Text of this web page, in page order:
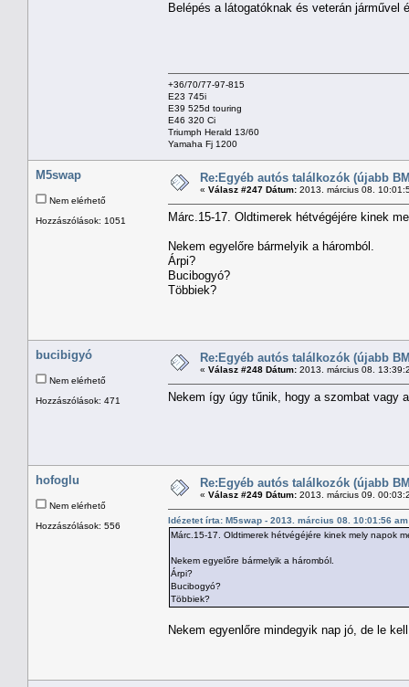
Belépés a látogatóknak és veterán járművel
+36/70/77-97-815
E23 745i
E39 525d touring
E46 320 Ci
Triumph Herald 13/60
Yamaha Fj 1200
M5swap
Nem elérhető
Hozzászólások: 1051
Re:Egyéb autós találkozók (újabb
« Válasz #247 Dátum: 2013. március 08.
Márc.15-17. Oldtimerek hétvégéjére kinek
Nekem egyelőre bármelyik a háromból.
Árpi?
Bucibogyó?
Többiek?
bucibigyó
Nem elérhető
Hozzászólások: 471
Re:Egyéb autós találkozók (újabb
« Válasz #248 Dátum: 2013. március 08.
Nekem így úgy tűnik, hogy a szombat vagy
hofoglu
Nem elérhető
Hozzászólások: 556
Re:Egyéb autós találkozók (újabb
« Válasz #249 Dátum: 2013. március 09.
Idézetet írta: M5swap - 2013. március 08. 10:01:56 am
Márc.15-17. Oldtimerek hétvégéjére kinek mely napok
Nekem egyelőre bármelyik a háromból.
Árpi?
Bucibogyó?
Többiek?
Nekem egyenlőre mindegyik nap jó, de le